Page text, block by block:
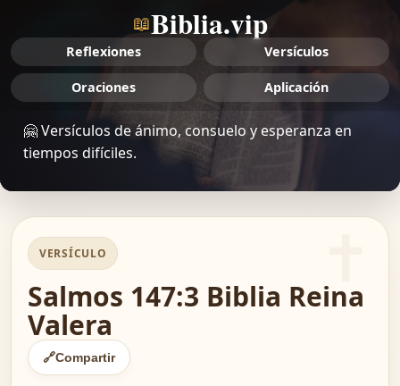
📖Biblia.vip
Reflexiones Versículos
Oraciones Aplicación
🤗 Versículos de ánimo, consuelo y esperanza en
tiempos difíciles.
VERSÍCULO
Salmos 147:3 Biblia Reina
Valera
🔗Compartir